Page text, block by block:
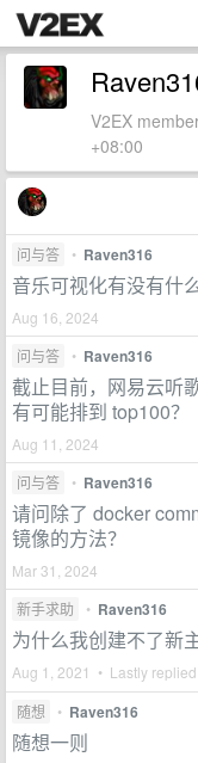
V2EX
+08:00
问与答 • Raven316
音乐可视化有没有什
Aug 16, 2024
问与答
• Raven316
截止目前，网易云听
有可能排到 top100？
Aug 11, 2024
问与答
• Raven316
请问除了 docker
镜像的方法？
Mar 31, 2024
新手求助
• Raven316
为什么我创建不了新
Aug 1, 2021 • Lastly
随想 • Raven316
随想一则